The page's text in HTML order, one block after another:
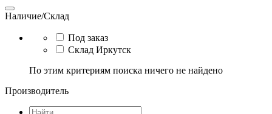
Наличие/Склад
Под заказ
Склад Иркутск
По этим критериям поиска ничего не найдено
Производитель